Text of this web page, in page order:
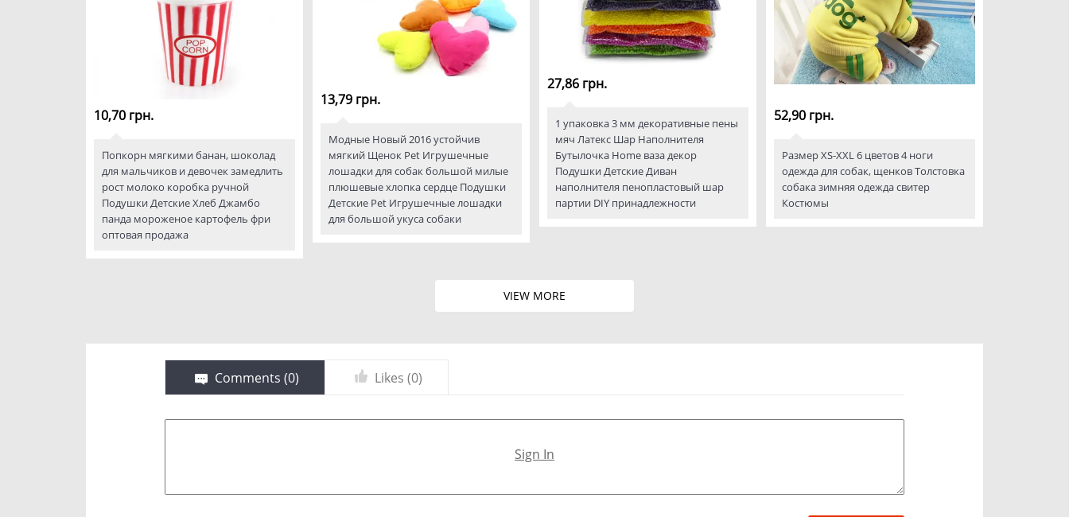
27,86 грн.
1 упаковка 3 мм декоративные пены
мяч Латекс Шар Наполнителя
Бутылочка Home ваза декор
Подушки Детские Диван
наполнителя пенопластовый шар
партии DIY принадлежности
13,79 грн.
Модные Новый 2016 устойчив
мягкий Щенок Pet Игрушечные
лошадки для собак большой милые
плюшевые хлопка сердце Подушки
Детские Pet Игрушечные лошадки
для большой укуса собаки
10,70 грн.
Попкорн мягкими банан, шоколад
для мальчиков и девочек замедлить
рост молоко коробка ручной
Подушки Детские Хлеб Джамбо
панда мороженое картофель фри
оптовая продажа
52,90 грн.
Размер XS-XXL 6 цветов 4 ноги
одежда для собак, щенков Толстовка
собака зимняя одежда свитер
Костюмы
VIEW MORE
Comments (0) Likes (0)
Sign In